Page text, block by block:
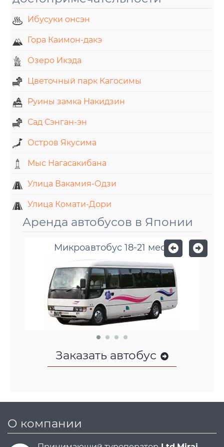
Ибусуки онсэн
Гора Каимон-дакэ
Озеро Икэда
Цветочный парк Кагосимы
Руины замка Накидзин
Сад Сэнган-эн
Остров Якусима
Мыс Нагасакибана
Улица Вакамия-Одзи
Улица Комати-Дори
Аренда автобусов в Японии
Микроавтобус 18-21 мест
Заказать автобус
О компании